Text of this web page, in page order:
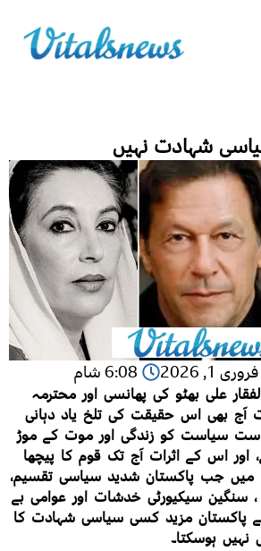
شہادت نہیں
فروری 1, 2026 6:08 شام
علی بھٹو کی پھانسی اور محترمہ
آج بھی اس حقیقت کی تلخ یاد دہانی
سیاست کو زندگی اور موت کے موڑ
اور اس کے اثرات آج تک قوم کا پیچھا
میں جب پاکستان شدید سیاسی تقسیم،
سنگین سیکیورٹی خدشات اور عوامی بے
ہے پاکستان مزید کسی سیاسی شہادت کا
نہیں ہوسکتا۔